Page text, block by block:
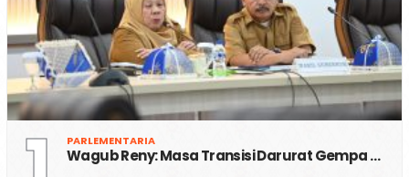
PARLEMENTARIA
Wagub Reny: Masa Transisi Darurat Gempa …